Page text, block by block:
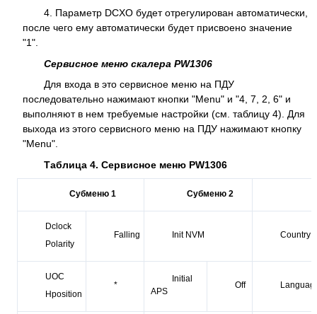
4. Параметр DCXO будет отрегулирован автоматически,
после чего ему автоматически будет присвоено значение
"1".
Сервисное меню скалера PW1306
Для входа в это сервисное меню на ПДУ
последовательно нажимают кнопки "Menu" и "4, 7, 2, 6" и
выполняют в нем требуемые настройки (см. таблицу 4). Для
выхода из этого сервисного меню на ПДУ нажимают кнопку
"Menu".
Таблица 4. Сервисное меню PW1306
Субменю 1 Субменю 2
Dclock
Polarity
Falling Init NVM Country
UOC
Hposition
*
Initial
APS
Off